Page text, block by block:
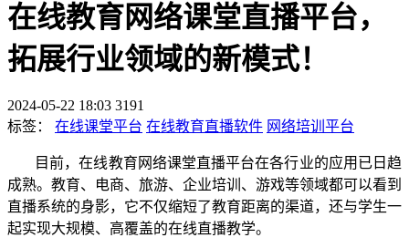
在线教育网络课堂直播平台，
拓展行业领域的新模式！
2024-05-22 18:03 3191
标签：
在线课堂平台 在线教育直播软件 网络培训平台
目前，在线教育网络课堂直播平台在各行业的应用已日趋
成熟。教育、电商、旅游、企业培训、游戏等领域都可以看到
直播系统的身影，它不仅缩短了教育距离的渠道，还与学生一
起实现大规模、高覆盖的在线直播教学。